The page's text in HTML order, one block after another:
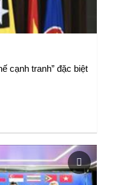
cạnh tranh” đặc biệt